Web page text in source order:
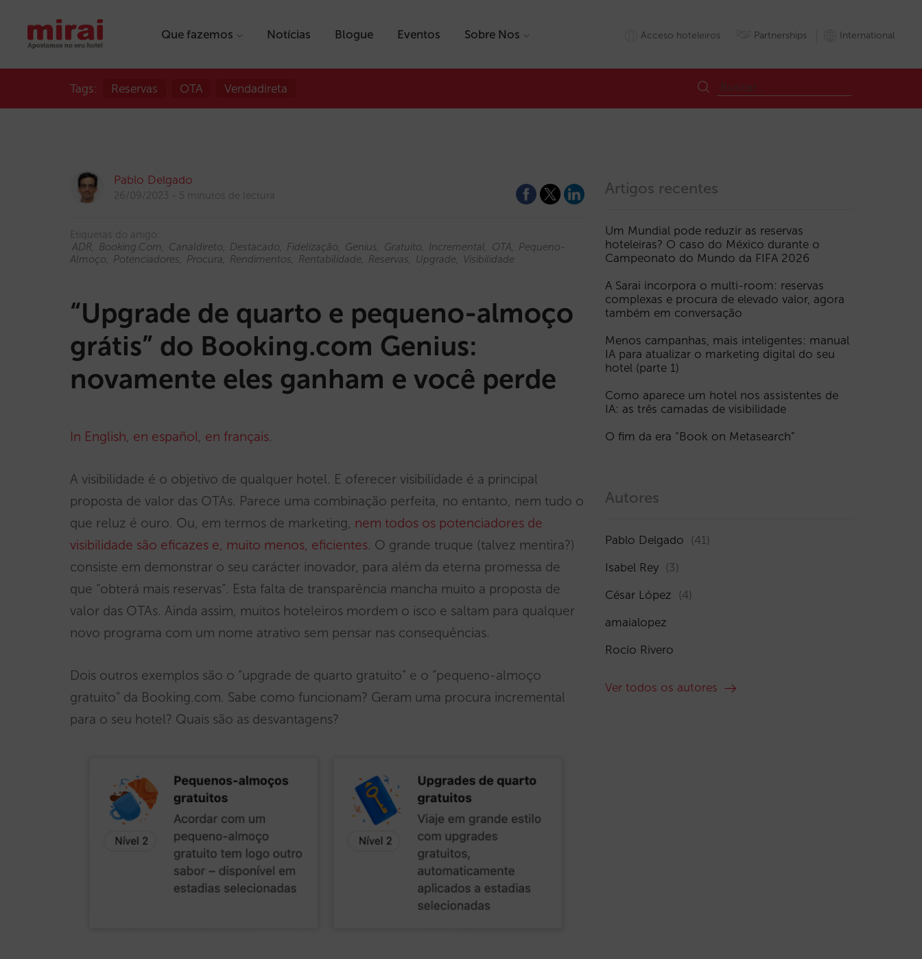
Que fazemos Notícias Blogue Eventos Sobre Nos Acceso hoteleiros Partnerships International
Tags: Reservas OTA Vendadireta
Pablo Delgado
26/09/2023 5 minutos de lectura
Etiquetas do artigo:
ADR
Booking.com Canaldireto Destacado Fidelização Genius Gratuito Incremental OTA
Pequeno-
Almoço
Potenciadores Procura Rendimentos Rentabilidade Reservas Upgrade Visibilidade
“Upgrade de quarto e pequeno-almoço
grátis” do Booking.com Genius:
novamente eles ganham e você perde
In English, en español, en français.
A visibilidade é o objetivo de qualquer hotel. E oferecer visibilidade é a principal
proposta de valor das OTAs. Parece uma combinação perfeita, no entanto, nem tudo o
que reluz é ouro. Ou, em termos de marketing, nem todos os potenciadores de
visibilidade são eficazes e, muito menos, eficientes. O grande truque (talvez mentira?)
consiste em demonstrar o seu carácter inovador, para além da eterna promessa de
que “obterá mais reservas”. Esta falta de transparência mancha muito a proposta de
valor das OTAs. Ainda assim, muitos hoteleiros mordem o isco e saltam para qualquer
novo programa com um nome atrativo sem pensar nas consequências.
Dois outros exemplos são o “upgrade de quarto gratuito” e o “pequeno-almoço
gratuito” da Booking.com. Sabe como funcionam? Geram uma procura incremental
para o seu hotel? Quais são as desvantagens?
Artigos recentes
Um Mundial pode reduzir as reservas
hoteleiras? O caso do México durante o
Campeonato do Mundo da FIFA 2026
A Sarai incorpora o multi-room: reservas
complexas e procura de elevado valor, agora
também em conversação
Menos campanhas, mais inteligentes: manual
IA para atualizar o marketing digital do seu
hotel (parte 1)
Como aparece um hotel nos assistentes de
IA: as três camadas de visibilidade
O fim da era “Book on Metasearch”
Autores
Pablo Delgado (41)
Isabel Rey (3)
César López (4)
amaialopez
Rocío Rivero
Ver todos os autores